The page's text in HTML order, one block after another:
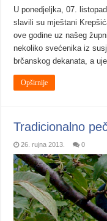
U ponedjeljka, 07.
slavili su mještani
ove godine uz našeg
nekoliko svećenika iz
brčanskog dekanata, a
Opširnije
Tradicionalno
26. rujna 2013. 0